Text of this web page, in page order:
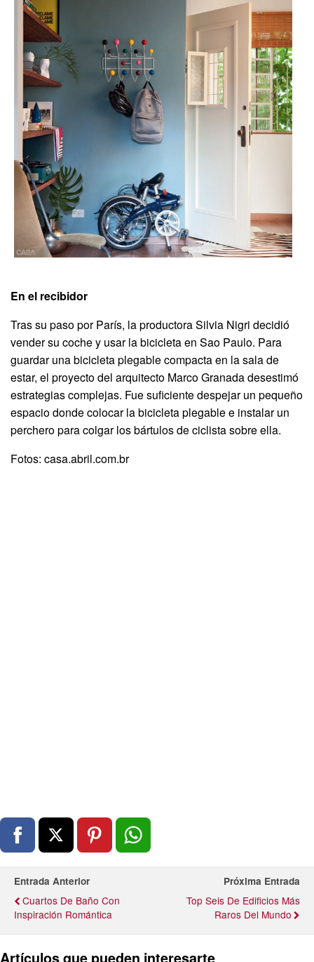
En el recibidor
Tras su paso por París, la productora Silvia Nigri decidió
vender su coche y usar la bicicleta en Sao Paulo. Para
guardar una bicicleta plegable compacta en la sala de
estar, el proyecto del arquitecto Marco Granada desestimó
estrategias complejas. Fue suficiente despejar un pequeño
espacio donde colocar la bicicleta plegable e instalar un
perchero para colgar los bártulos de ciclista sobre ella.
Fotos: casa.abril.com.br
Entrada Anterior
Cuartos De Baño Con
Inspiración Romántica
Próxima Entrada
Top Seis De Edificios Más
Raros Del Mundo
Artículos que pueden interesarte